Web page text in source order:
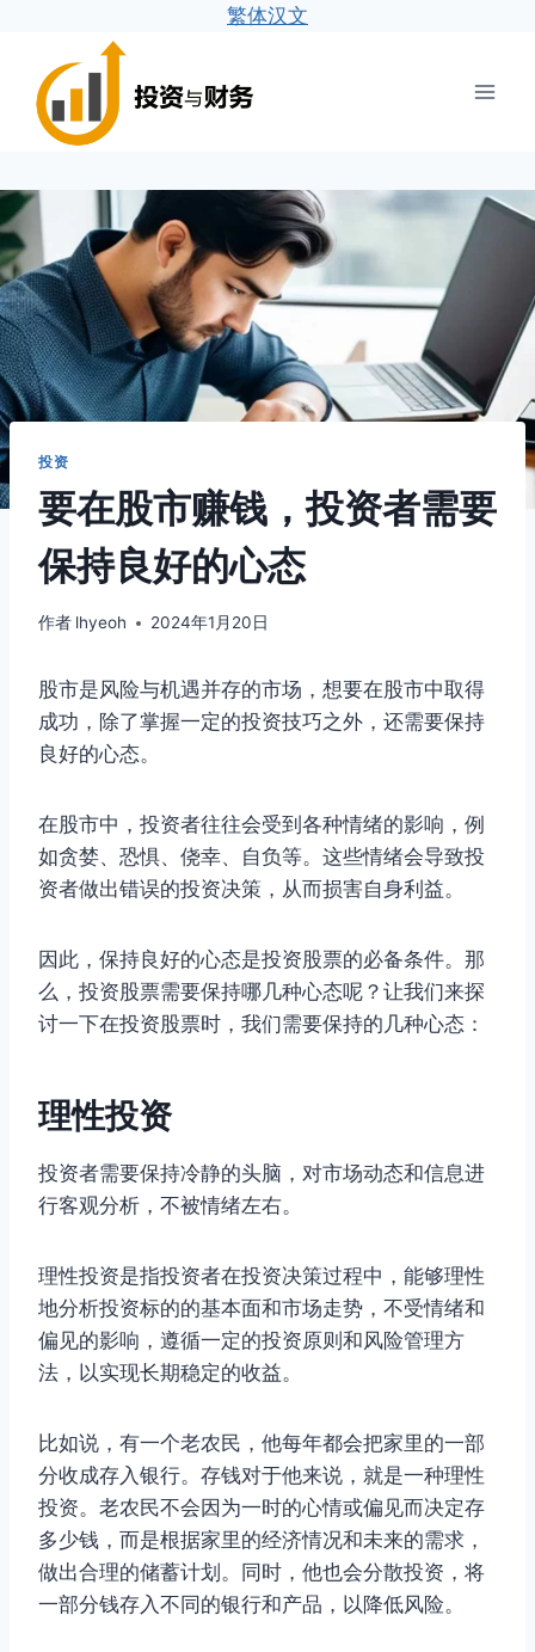
繁体汉文
投资
要在股市赚钱，投资者需要
保持良好的心态
作者 lhyeoh 2024年1月20日
股市是风险与机遇并存的市场，想要在股市中取得
成功，除了掌握一定的投资技巧之外，还需要保持
良好的心态。
在股市中，投资者往往会受到各种情绪的影响，例
如贪婪、恐惧、侥幸、自负等。这些情绪会导致投
资者做出错误的投资决策，从而损害自身利益。
因此，保持良好的心态是投资股票的必备条件。那
么，投资股票需要保持哪几种心态呢？让我们来探
讨一下在投资股票时，我们需要保持的几种心态：
理性投资
投资者需要保持冷静的头脑，对市场动态和信息进
行客观分析，不被情绪左右。
理性投资是指投资者在投资决策过程中，能够理性
地分析投资标的的基本面和市场走势，不受情绪和
偏见的影响，遵循一定的投资原则和风险管理方
法，以实现长期稳定的收益。
比如说，有一个老农民，他每年都会把家里的一部
分收成存入银行。存钱对于他来说，就是一种理性
投资。老农民不会因为一时的心情或偏见而决定存
多少钱，而是根据家里的经济情况和未来的需求，
做出合理的储蓄计划。同时，他也会分散投资，将
一部分钱存入不同的银行和产品，以降低风险。